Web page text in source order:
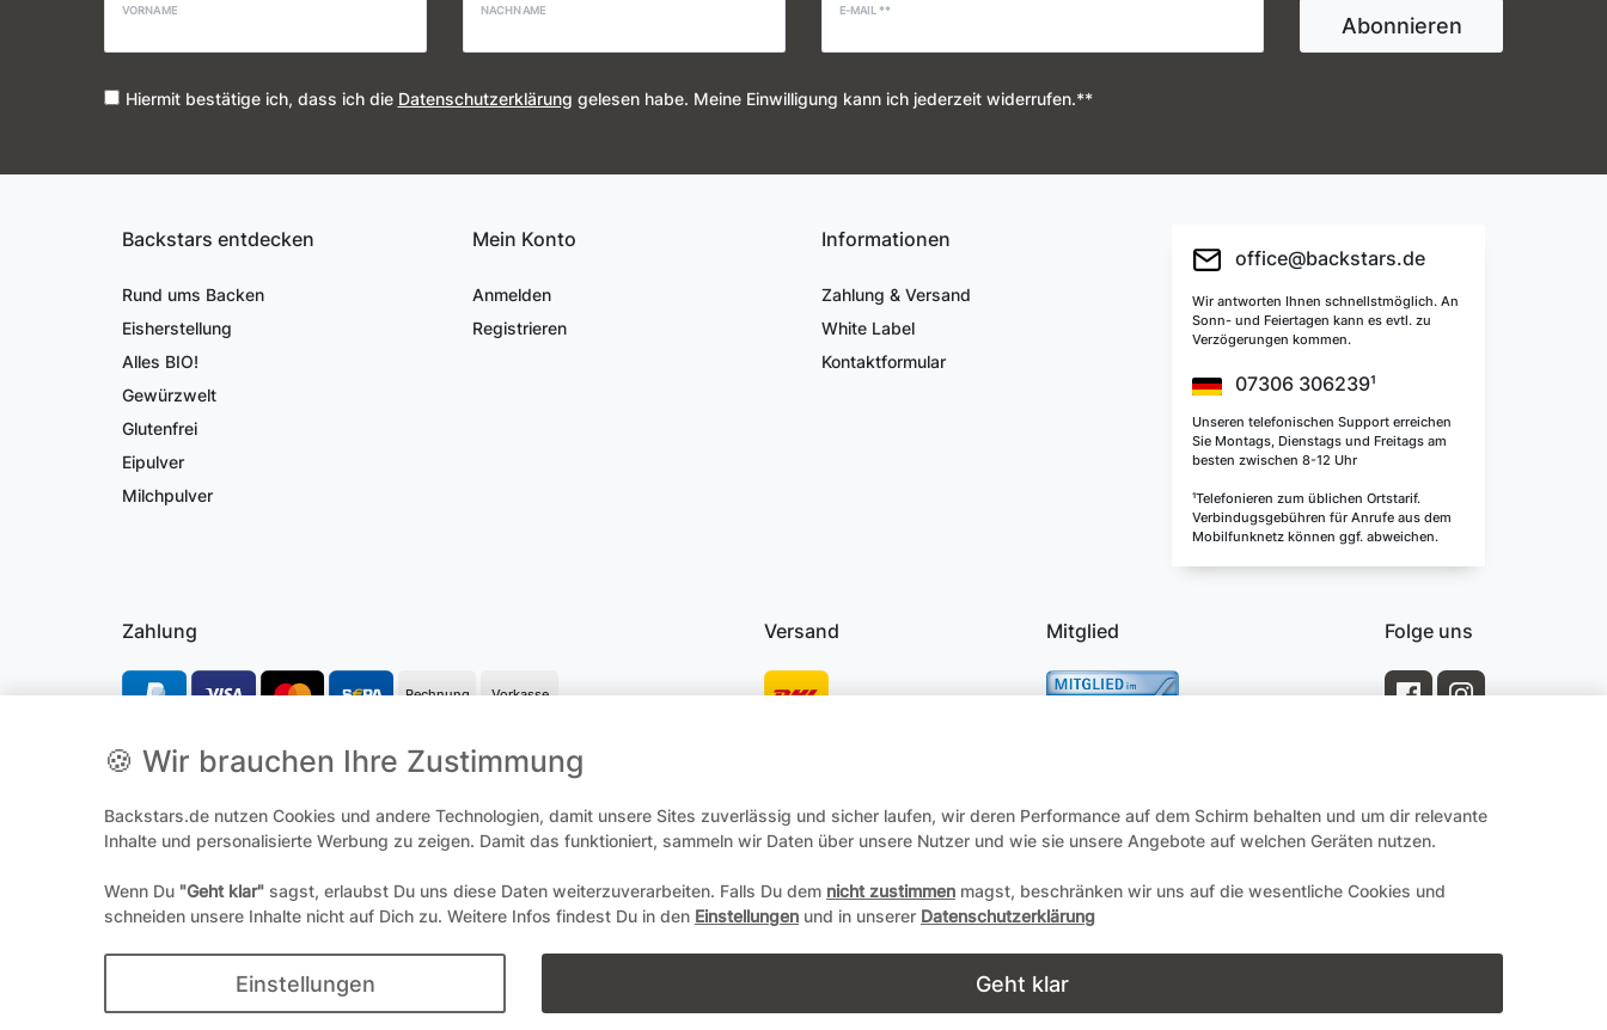
VORNAME NACHNAME E-MAIL **
Abonnieren
Hiermit bestätige ich, dass ich die Daten­schutz­erklärung gelesen habe. Meine Einwilligung kann ich jederzeit widerrufen.**
Backstars entdecken
Rund ums Backen
Eisherstellung
Alles BIO!
Gewürzwelt
Glutenfrei
Eipulver
Milchpulver
Mein Konto
Anmelden
Registrieren
Informationen
Zahlung & Versand
White Label
Kontaktformular
office@backstars.de
Wir antworten Ihnen schnellstmöglich. An
Sonn- und Feiertagen kann es evtl. zu
Verzögerungen kommen.
07306 306239¹
Unseren telefonischen Support erreichen
Sie Montags, Dienstags und Freitags am
besten zwischen 8-12 Uhr
¹Telefonieren zum üblichen Ortstarif.
Verbindugsgebühren für Anrufe aus dem
Mobilfunknetz können ggf. abweichen.
Zahlung
Rechnung Vorkasse
Versand Mitglied Folge uns
**Hierbei handelt es sich um ein Pflichtfeld
Widerrufs­recht Zum Online-Widerruf Daten­schutz­erklärung AGB Impressum
© Copyright 2004-2026 durch Andreas Zöllner. Alle Rechte vorbehalten.
🍪 Wir brauchen Ihre Zustimmung
Backstars.de nutzen Cookies und andere Technologien, damit unsere Sites zuverlässig und sicher laufen, wir deren Performance auf dem Schirm behalten und um dir relevante
Inhalte und personalisierte Werbung zu zeigen. Damit das funktioniert, sammeln wir Daten über unsere Nutzer und wie sie unsere Angebote auf welchen Geräten nutzen.
Wenn Du "Geht klar" sagst, erlaubst Du uns diese Daten weiterzuverarbeiten. Falls Du dem nicht zustimmen magst, beschränken wir uns auf die wesentliche Cookies und
schneiden unsere Inhalte nicht auf Dich zu. Weitere Infos findest Du in den Einstellungen und in unserer Datenschutzerklärung
Einstellungen Geht klar